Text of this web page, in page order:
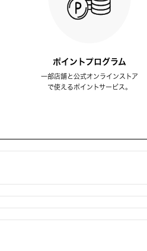
ポイントプログラム
一部店舗と公式オンラインストア
で使えるポイントサービス。